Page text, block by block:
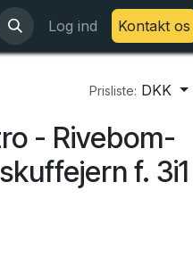
Log ind Kontakt os
Prisliste: DKK
- Rivebom-
f. 3i1